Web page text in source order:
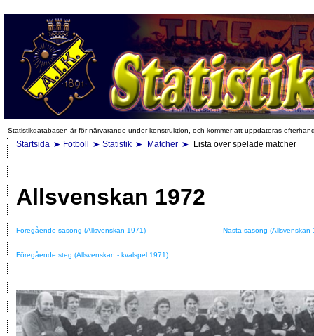
Statistikdatabasen är för närvarande under konstruktion, och kommer att uppdateras
Startsida Fotboll Statistik Matcher Lista över spelade matcher
Allsvenskan 1972
Föregående säsong (Allsvenskan 1971) Nästa säsong (Allsvenskan
Föregående steg (Allsvenskan - kvalspel 1971)